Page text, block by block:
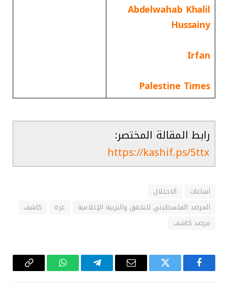
Abdelwahab Khalil
Hussainy
Irfan
Palestine Times
رابط المقالة المختصر:
https://kashif.ps/5ttx
اشاعات
الاحتلال
المرصد الفلسطيني للتحقق والتربية الإعلامية
غزة
كاشف
مرصد كاشف
فيسبوك تويتر
البريد
تيلقرام واتساب Copy